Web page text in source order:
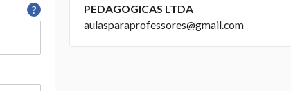
?
PEDAGOGICAS LTDA
aulasparaprofessores@gmail.com